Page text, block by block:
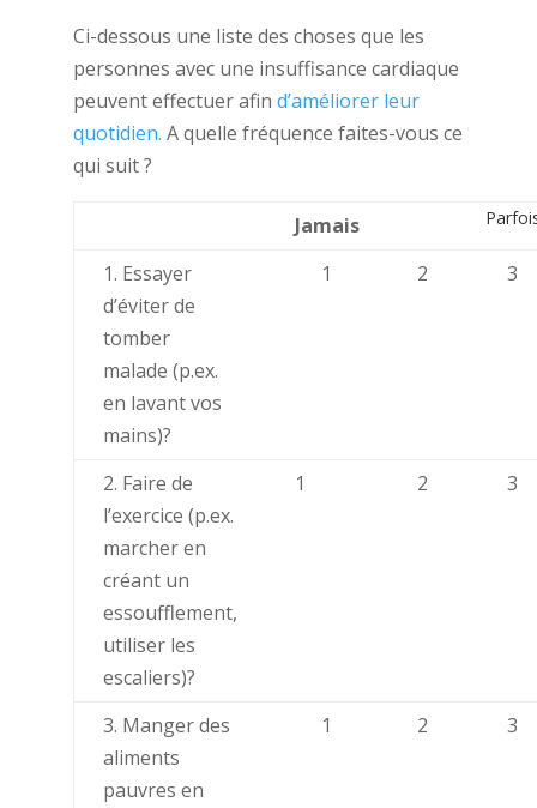
Ci-dessous une liste des choses que les
personnes avec une insuffisance cardiaque
peuvent effectuer afin d’améliorer leur
quotidien. A quelle fréquence faites-vous ce
qui suit ?
Jamais
1. Essayer
d’éviter de
tomber
malade (p.ex.
en lavant vos
mains)?
1 2 3
2. Faire de
l’exercice (p.ex.
marcher en
créant un
essoufflement,
utiliser les
escaliers)?
1 2 3
3. Manger des
aliments
pauvres en
1 2 3